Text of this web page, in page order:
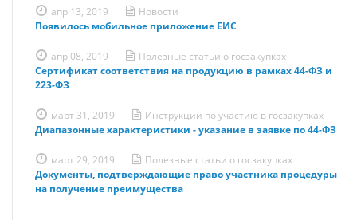
апр 13, 2019
Новости
Появилось мобильное приложение ЕИС
апр 08, 2019
Полезные статьи о госзакупках
Сертификат соответствия на продукцию в рамках 44-ФЗ и
223-ФЗ
март 31, 2019
Инструкции по участию в госзакупках
Диапазонные характеристики - указание в заявке по 44-ФЗ
март 29, 2019
Полезные статьи о госзакупках
Документы, подтверждающие право участника процедуры
на получение преимущества